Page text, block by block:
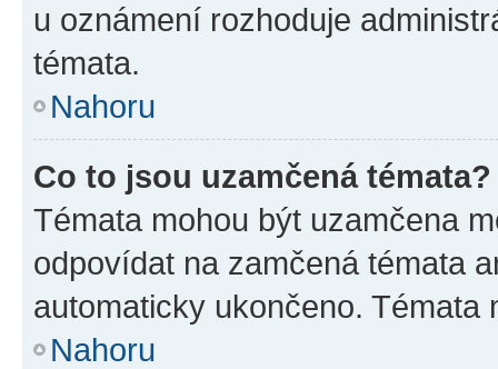
u oznámení rozhoduje
témata.
Nahoru
Co to jsou uzamčená témata?
Témata mohou být uzamčena
odpovídat na zamčená témata
automaticky ukončeno.
Nahoru